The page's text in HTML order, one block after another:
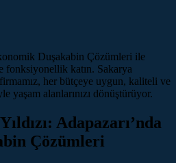
Duşakabin Çözümleri ile
fonksiyonellik katın. Sakarya
her bütçeye uygun, kaliteli ve
yaşam alanlarınızı dönüştürüyor.
Adapazarı’nda
Çözümleri